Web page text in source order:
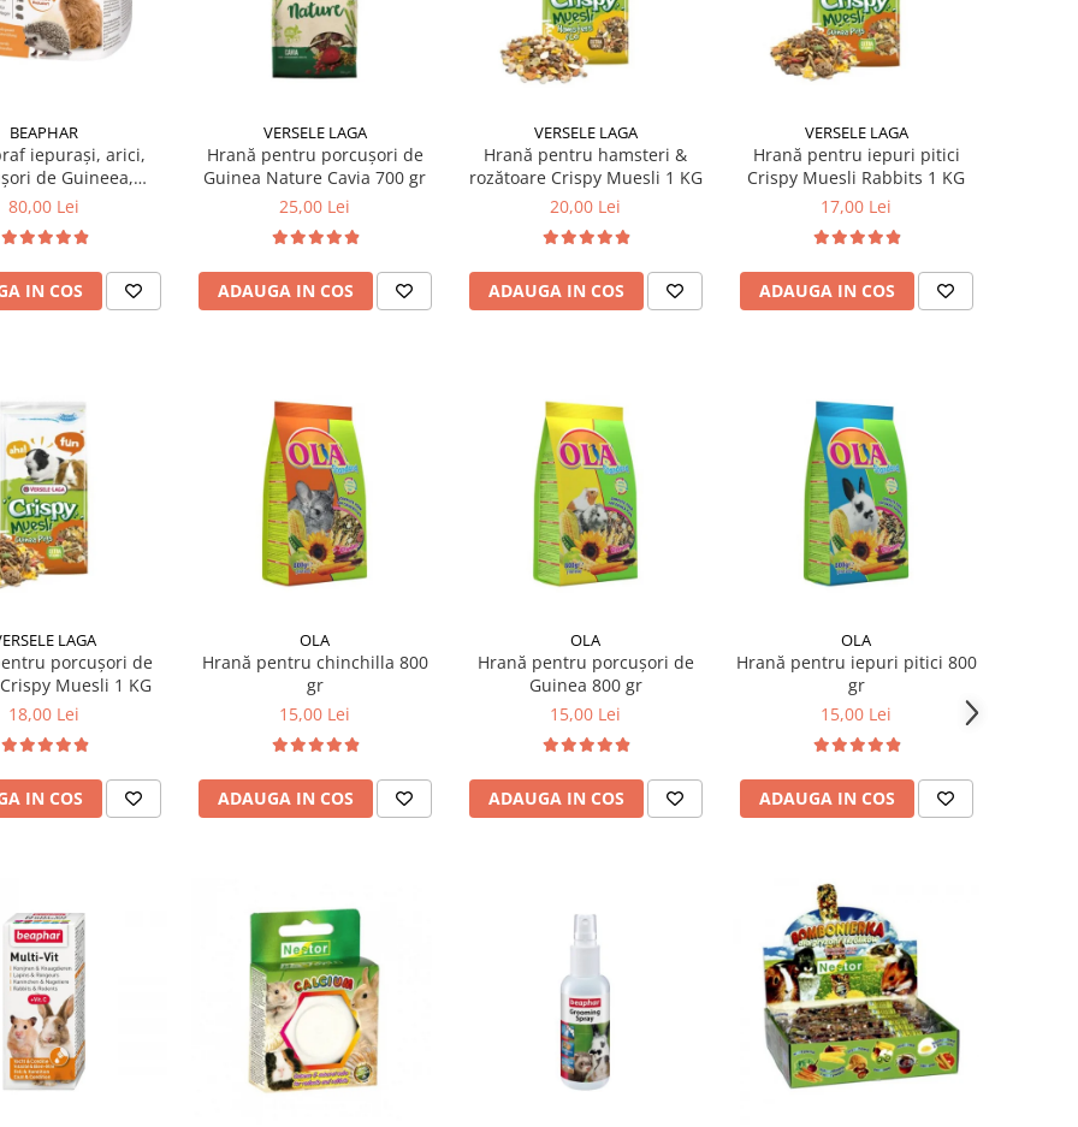
BEAPHAR
iepuraşi, arici,
de Guineea,
200 gr
80,00 Lei
IN COS
VERSELE LAGA
Hrană pentru porcușori de
Guinea Nature Cavia 700 gr
25,00 Lei
ADAUGA IN COS
VERSELE LAGA
Hrană pentru hamsteri &
rozătoare Crispy Muesli 1 KG
20,00 Lei
ADAUGA IN COS
VERSELE LAGA
Hrană pentru iepuri pitici
Crispy Muesli Rabbits 1 KG
17,00 Lei
ADAUGA IN COS
LAGA
porcușori de
Muesli 1 KG
18,00 Lei
IN COS
OLA
Hrană pentru chinchilla 800
gr
15,00 Lei
ADAUGA IN COS
OLA
Hrană pentru porcușori de
Guinea 800 gr
15,00 Lei
ADAUGA IN COS
OLA
Hrană pentru iepuri pitici 800
gr
15,00 Lei
ADAUGA IN COS